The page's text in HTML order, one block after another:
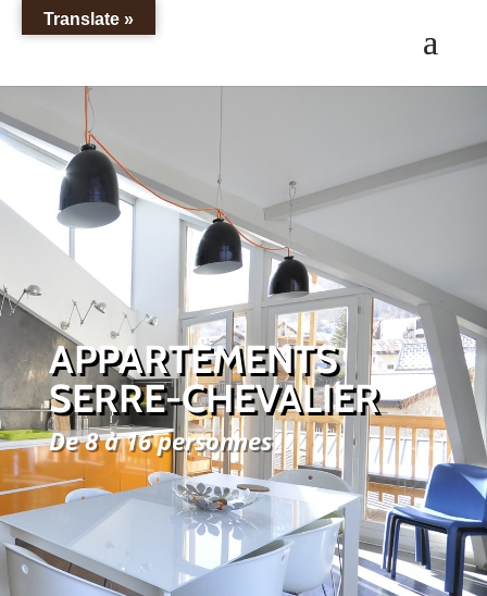
APPARTEMENTS
SERRE-CHEVALIER
De 8 à 16 personnes
Translate »